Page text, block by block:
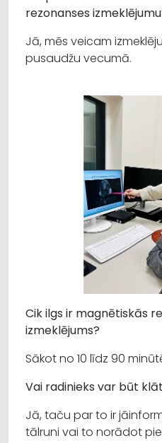
rezonanses
Jā, mēs veicam
pusaudžu vecumā.
Cik ilgs ir magnētiskās
izmeklējums?
Sākot no 10 līdz 90
Vai radinieks var būt
Jā, taču par to ir
tālruni vai to norādot